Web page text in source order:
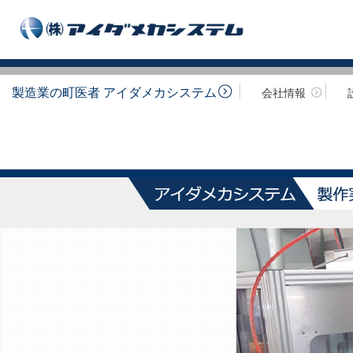
製造業の町医者 アイダメカシステム 会社情報